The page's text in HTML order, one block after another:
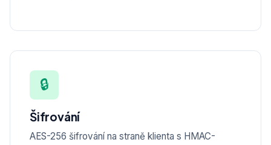
🔒
Šifrování
AES-256 šifrování na straně klienta s HMAC-